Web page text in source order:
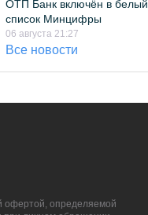
ОТП Банк включён в белый
список Минцифры
06 августа 21:27
Все новости
офертой, определяемой